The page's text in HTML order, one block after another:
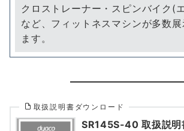
クロストレーナー・スピンバイク(
など、フィットネスマシンが多数展
ます。
取扱説明書ダウンロード
SR145S-40 取扱説